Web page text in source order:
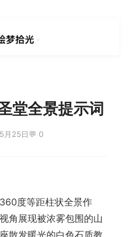
堂全景提示词
月25日💬 0
度等距柱状全景作
角展现被浓雾包围的山
散发暖光的白色石质教